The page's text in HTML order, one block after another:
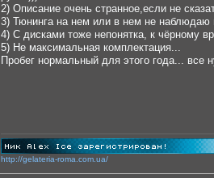
2) Описание очень странное,если не
3) Тюнинга на нем или в нем не наблюдаю
4) С дисками тоже непонятка, к чёрному
5) Не максимальная комплектация...
Пробег нормальный для этого года... все
http://gelateria-roma.com.ua/